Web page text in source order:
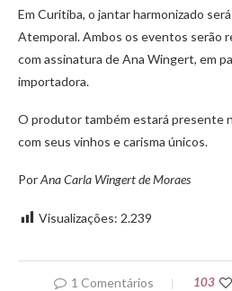
Em Curitiba, o jantar harmonizado
Atemporal. Ambos os eventos serão
com assinatura de Ana Wingert, em
importadora.
O produtor também estará presente
com seus vinhos e carisma únicos.
PorAna Carla Wingert de Moraes
Visualizações: 2.239
1 Comentários 103